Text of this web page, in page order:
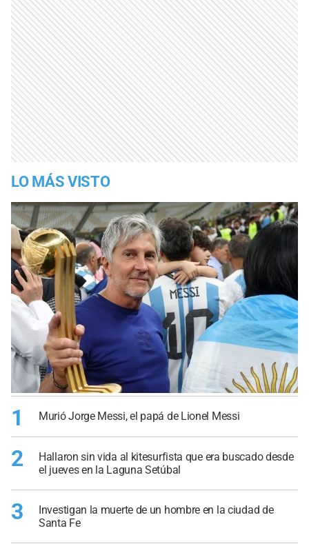
LO MÁS VISTO
1 Murió Jorge Messi, el papá de Lionel Messi
2
Hallaron sin vida al kitesurfista que era buscado desde
el jueves en la Laguna Setúbal
3
Investigan la muerte de un hombre en la ciudad de
Santa Fe